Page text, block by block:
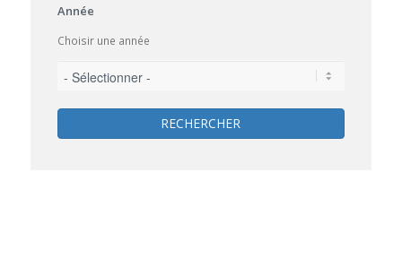
Année
Choisir une année
RECHERCHER